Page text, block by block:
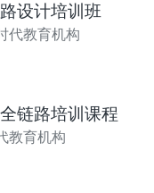
设计培训班
代教育机构
链路培训课程
教育机构